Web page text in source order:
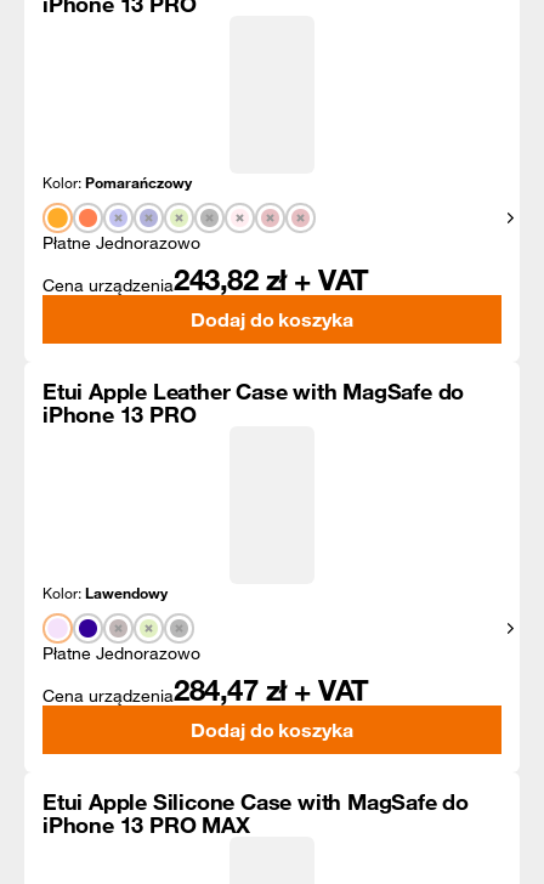
Kolor:Pomarańczowy
Płatne Jednorazowo
Cena urządzenia243,82 zł + VAT
Dodaj do koszyka
Etui Apple Leather Case with MagSafe do
iPhone 13 PRO
Kolor:Lawendowy
Płatne Jednorazowo
Cena urządzenia284,47 zł + VAT
Dodaj do koszyka
Etui Apple Silicone Case with MagSafe do
iPhone 13 PRO MAX